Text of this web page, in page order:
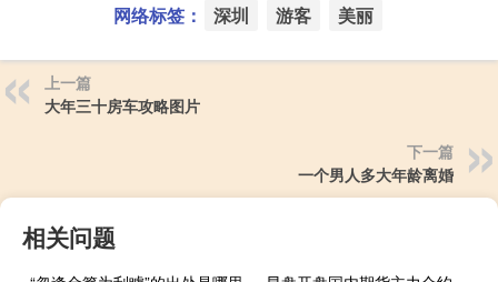
网络标签： 深圳 游客 美丽
上一篇
大年三十房车攻略图片
下一篇
一个男人多大年龄离婚
相关问题